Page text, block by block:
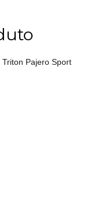
Pajero Sport